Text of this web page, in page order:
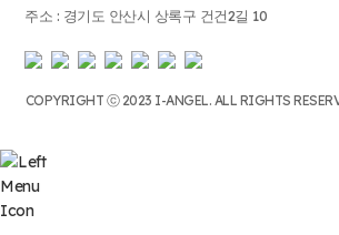
주소 : 경기도 안산시 상록구 건건2길 10
COPYRIGHT ⓒ 2023 I-ANGEL. ALL RIGHTS